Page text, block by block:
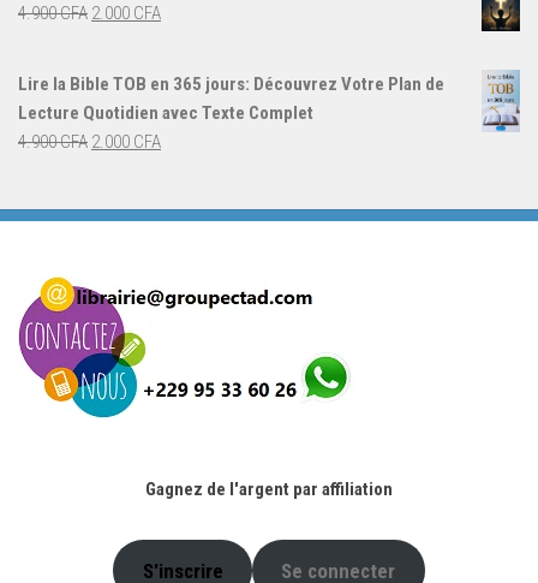
4.000 CFA.3.000 CFA.
4.900CFA Le
4.900 CFA.
2.000 CFALe
Lire la Bible TOB en 365 jours: Découvrez Votre Plan de
Lecture Quotidien avec Texte Complet
4.900CFA Le
était :
2.000 CFALe
est :
Gagnez de l'argent par affiliation
S'inscrire Se connecter